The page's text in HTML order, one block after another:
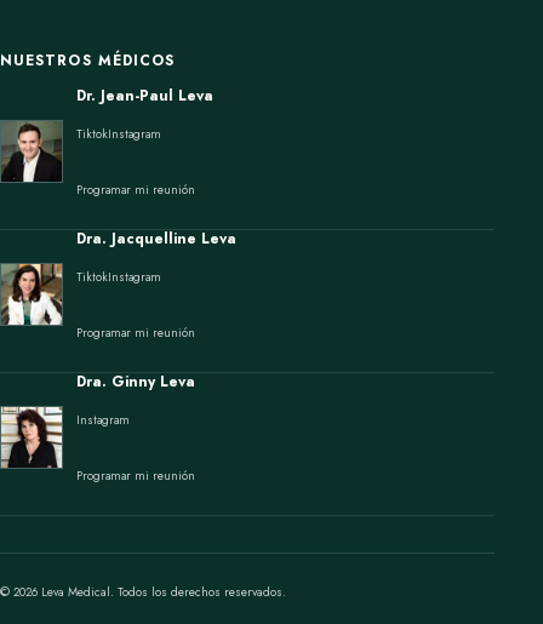
NUESTROS MÉDICOS
Dr. Jean-Paul Leva
TiktokInstagram
Programar mi reunión
Dra. Jacquelline Leva
TiktokInstagram
Programar mi reunión
Dra. Ginny Leva
Instagram
Programar mi reunión
© 2026 Leva Medical. Todos los derechos reservados.